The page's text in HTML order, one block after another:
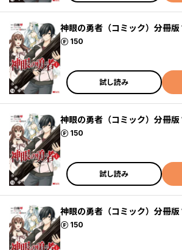
神眼の勇者（コミック）分冊版
150
ポイント
試し読み
神眼の勇者（コミック）分冊版
150
ポイント
試し読み
神眼の勇者（コミック）分冊版
150
ポイント